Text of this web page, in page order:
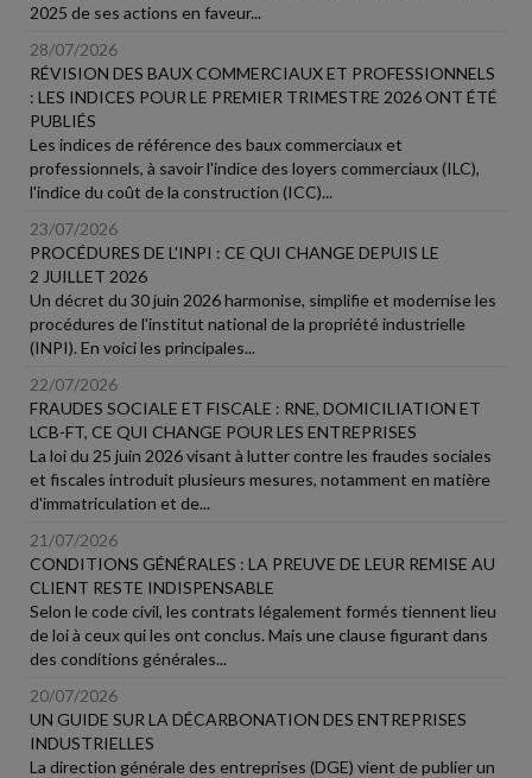
2025 de ses actions en faveur...
28/07/2026
RÉVISION DES BAUX COMMERCIAUX ET PROFESSIONNELS
: LES INDICES POUR LE PREMIER TRIMESTRE 2026 ONT ÉTÉ
PUBLIÉS
Les indices de référence des baux commerciaux et
professionnels, à savoir l'indice des loyers commerciaux (ILC),
l'indice du coût de la construction (ICC)...
23/07/2026
PROCÉDURES DE L'INPI : CE QUI CHANGE DEPUIS LE
2 JUILLET 2026
Un décret du 30 juin 2026 harmonise, simplifie et modernise les
procédures de l'institut national de la propriété industrielle
(INPI). En voici les principales...
22/07/2026
FRAUDES SOCIALE ET FISCALE : RNE, DOMICILIATION ET
LCB-FT, CE QUI CHANGE POUR LES ENTREPRISES
La loi du 25 juin 2026 visant à lutter contre les fraudes sociales
et fiscales introduit plusieurs mesures, notamment en matière
d'immatriculation et de...
21/07/2026
CONDITIONS GÉNÉRALES : LA PREUVE DE LEUR REMISE AU
CLIENT RESTE INDISPENSABLE
Selon le code civil, les contrats légalement formés tiennent lieu
de loi à ceux qui les ont conclus. Mais une clause figurant dans
des conditions générales...
20/07/2026
UN GUIDE SUR LA DÉCARBONATION DES ENTREPRISES
INDUSTRIELLES
La direction générale des entreprises (DGE) vient de publier un